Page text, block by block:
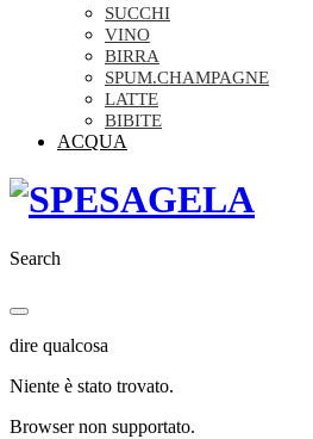
SUCCHI
VINO
BIRRA
SPUM.CHAMPAGNE
LATTE
BIBITE
ACQUA
Search
dire qualcosa
Niente è stato trovato.
Browser non supportato.